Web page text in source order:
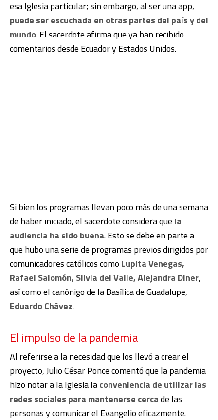
esa Iglesia particular; sin embargo, al ser una app,
puede ser escuchada en otras partes del país y del
mundo. El sacerdote afirma que ya han recibido
comentarios desde Ecuador y Estados Unidos.
Si bien los programas llevan poco más de una semana
de haber iniciado, el sacerdote considera que la
audiencia ha sido buena. Esto se debe en parte a
que hubo una serie de programas previos dirigidos por
comunicadores católicos como Lupita Venegas,
Rafael Salomón, Silvia del Valle, Alejandra Diner,
así como el canónigo de la Basílica de Guadalupe,
Eduardo Chávez.
El impulso de la pandemia
Al referirse a la necesidad que los llevó a crear el
proyecto, Julio César Ponce comentó que la pandemia
hizo notar a la Iglesia laconveniencia de utilizar las
redes sociales para mantenerse cercade las
personas y comunicar el Evangelio eficazmente.